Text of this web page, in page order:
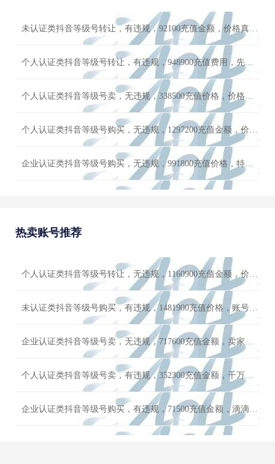
未认证类抖音等级号转让，有违规，92100充值金额，价格真的很便宜
个人认证类抖音等级号转让，有违规，948900充值费用，先到先得
个人认证类抖音等级号卖，无违规，338500充值价格，价格可谈
个人认证类抖音等级号购买，无违规，1297200充值金额，价格便宜
企业认证类抖音等级号购买，无违规，991800充值价格，特价优惠秒杀
热卖账号推荐
个人认证类抖音等级号转让，无违规，1160900充值金额，价格实惠
未认证类抖音等级号购买，有违规，1481900充值价格，账号手慢无
企业认证类抖音等级号卖，无违规，717600充值金额，卖家诚心出售
个人认证类抖音等级号卖，有违规，352300充值金额，千万不要错过
企业认证类抖音等级号购买，有违规，71500充值金额，滴滴客服咨询